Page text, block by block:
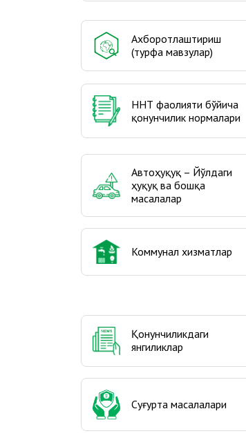
Ахборотлаштириш
(турфа мавзулар)
ННТ фаолияти бўйича
қонунчилик нормалари
Автоҳуқуқ – Йўлдаги
ҳуқуқ ва бошқа
масалалар
Коммунал хизматлар
Қонунчиликдаги
янгиликлар
Cуғурта масалалари